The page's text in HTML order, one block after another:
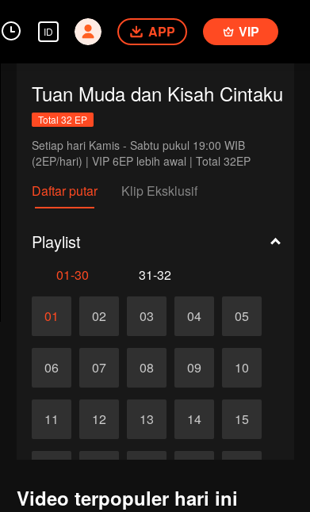
ID APP VIP
Tuan Muda dan Kisah Cintaku
Total 32 EP
Setiap hari Kamis - Sabtu pukul 19:00 WIB
(2EP/hari) | VIP 6EP lebih awal | Total 32EP
Daftar putar Klip Eksklusif
Playlist
01-30 31-32
01 02 03 04 05
06 07 08 09 10
11 12 13 14 15
Video terpopuler hari ini